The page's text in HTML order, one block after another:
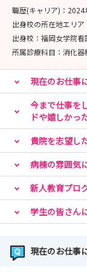
職歴(キャリア)： 2024
出身校の所在地エリア
出身校： 福岡女学院看
所属診療科目： 消化器
現在のお仕事
今まで仕事を
ドや嬉しかっ
貴院を志望し
病棟の雰囲気
新人教育プロ
学生の皆さん
現在のお仕事